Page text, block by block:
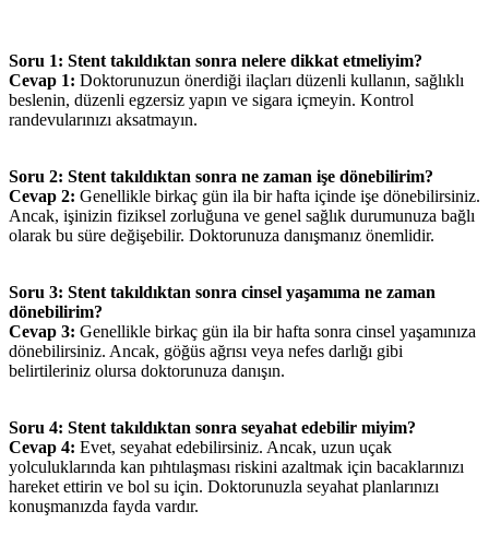
Soru 1: Stent takıldıktan sonra nelere dikkat etmeliyim?
Cevap 1: Doktorunuzun önerdiği ilaçları düzenli kullanın, sağlıklı
beslenin, düzenli egzersiz yapın ve sigara içmeyin. Kontrol
randevularınızı aksatmayın.
Soru 2: Stent takıldıktan sonra ne zaman işe dönebilirim?
Cevap 2: Genellikle birkaç gün ila bir hafta içinde işe dönebilirsiniz.
Ancak, işinizin fiziksel zorluğuna ve genel sağlık durumunuza bağlı
olarak bu süre değişebilir. Doktorunuza danışmanız önemlidir.
Soru 3: Stent takıldıktan sonra cinsel yaşamıma ne zaman
dönebilirim?
Cevap 3: Genellikle birkaç gün ila bir hafta sonra cinsel yaşamınıza
dönebilirsiniz. Ancak, göğüs ağrısı veya nefes darlığı gibi
belirtileriniz olursa doktorunuza danışın.
Soru 4: Stent takıldıktan sonra seyahat edebilir miyim?
Cevap 4: Evet, seyahat edebilirsiniz. Ancak, uzun uçak
yolculuklarında kan pıhtılaşması riskini azaltmak için bacaklarınızı
hareket ettirin ve bol su için. Doktorunuzla seyahat planlarınızı
konuşmanızda fayda vardır.